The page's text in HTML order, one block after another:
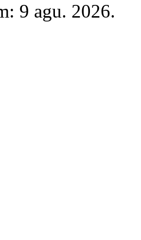
9 agu. 2026.